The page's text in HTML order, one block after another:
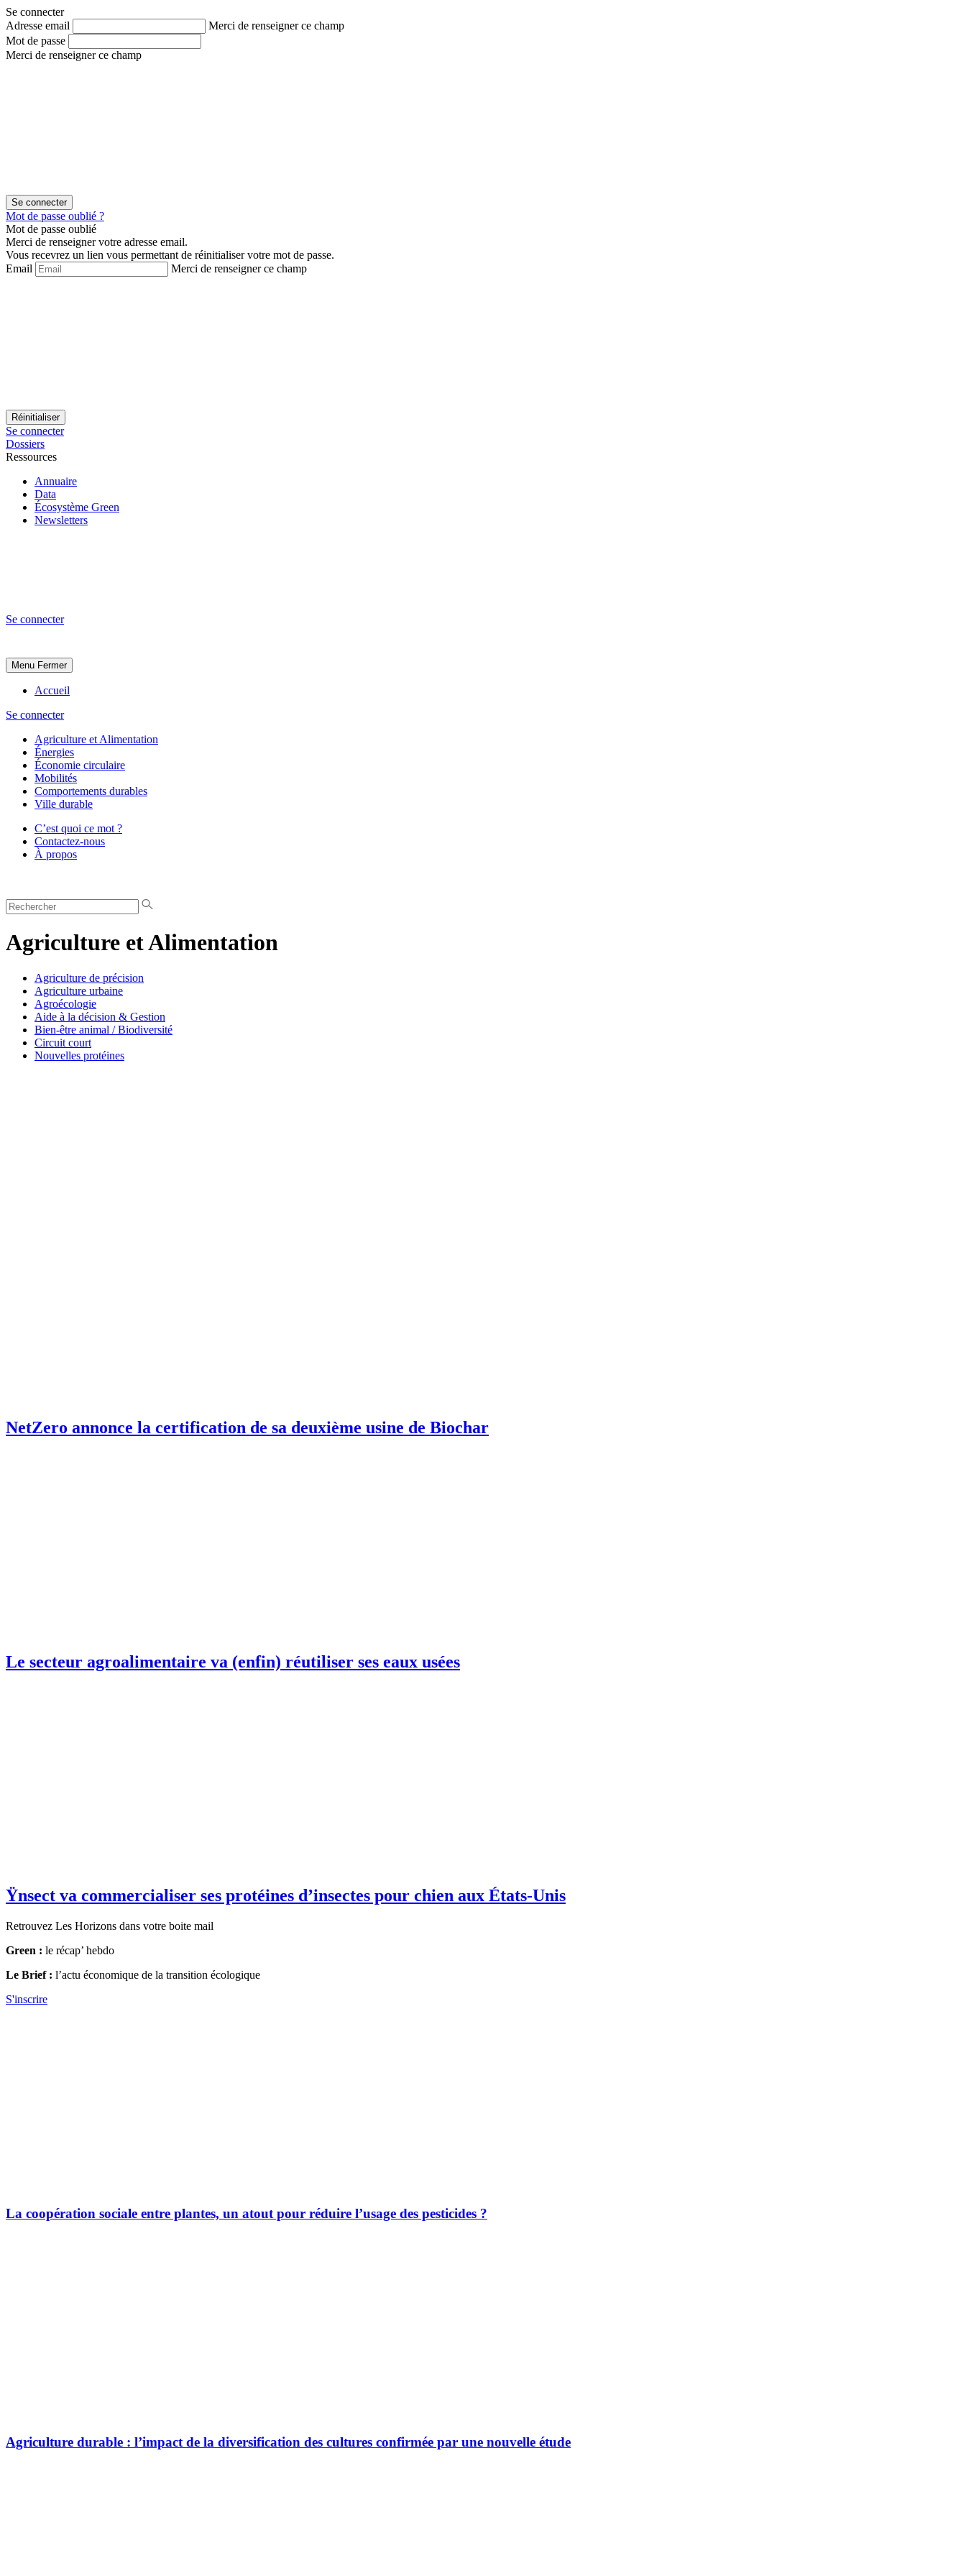
Aller
au
contenu
Aller
au
menu
Se connecter
Adresse email
Merci de renseigner ce champ
Mot de passe
Merci de renseigner ce champ
Mot de passe oublié ?
Mot de passe oublié
Merci de renseigner votre adresse email.
Vous recevrez un lien vous permettant de réinitialiser votre mot de passe.
Email
Merci de renseigner ce champ
Se connecter
Dossiers
Ressources
Annuaire
Data
Écosystème Green
Newsletters
Se connecter
Menu Fermer
Accueil
Se connecter
Agriculture et Alimentation
Énergies
Économie circulaire
Mobilités
Comportements durables
Ville durable
C’est quoi ce mot ?
Contactez-nous
À propos
Agriculture et Alimentation
Agriculture de précision
Agriculture urbaine
Agroécologie
Aide à la décision & Gestion
Bien-être animal / Biodiversité
Circuit court
Nouvelles protéines
NetZero annonce la certification de sa deuxième usine de Biochar
Le secteur agroalimentaire va (enfin) réutiliser ses eaux usées
Ÿnsect va commercialiser ses protéines d’insectes pour chien aux États-Unis
Retrouvez Les Horizons dans votre boite mail
Green : le récap’ hebdo
Le Brief : l’actu économique de la transition écologique
S'inscrire
La coopération sociale entre plantes, un atout pour réduire l’usage des pesticides ?
Agriculture durable : l’impact de la diversification des cultures confirmée par une nouvelle étude